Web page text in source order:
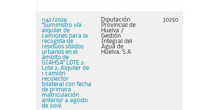
1142/2026
"Suministro vía
alquiler de
camiones para la
recogida de
residuos sólidos
urbanos en el
ámbito de
GIAHSA" LOTE 2:
Lote 2: Alquiler de
1 camión
recolector
bilateral con fecha
de primera
matriculación
anterior a agosto
de 2019.
Diputación
Provincial de
Huelva /
Gestión
Integral del
Agua de
Huelva, S.A
30250